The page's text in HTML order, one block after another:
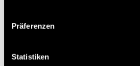
Präferenzen
Statistiken